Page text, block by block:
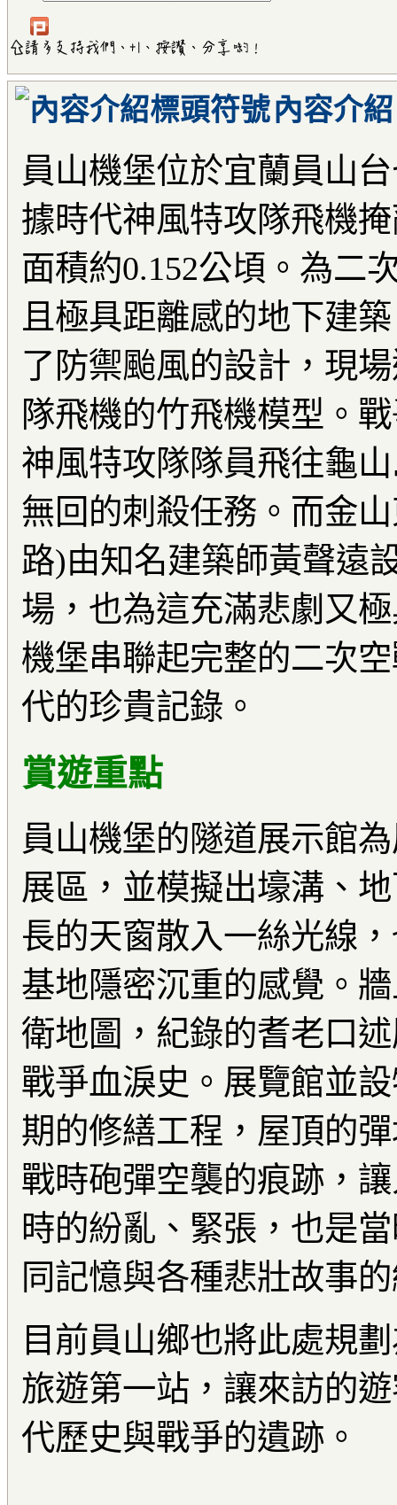
內容介紹
員山機堡位於宜蘭員山
據時代神風特攻隊飛機
面積約0.152公頃。為二
且極具距離感的地下建
了防禦颱風的設計，現
隊飛機的竹飛機模型。
神風特攻隊隊員飛往龜
無回的刺殺任務。而金
路)由知名建築師黃聲遠
場，也為這充滿悲劇又
機堡串聯起完整的二次
代的珍貴記錄。
賞遊重點
員山機堡的隧道展示館
展區，並模擬出壕溝、
長的天窗散入一絲光線
基地隱密沉重的感覺。
衛地圖，紀錄的耆老口
戰爭血淚史。展覽館並
期的修繕工程，屋頂的
戰時砲彈空襲的痕跡，
時的紛亂、緊張，也是
同記憶與各種悲壯故事
目前員山鄉也將此處規
旅遊第一站，讓來訪的
代歷史與戰爭的遺跡。